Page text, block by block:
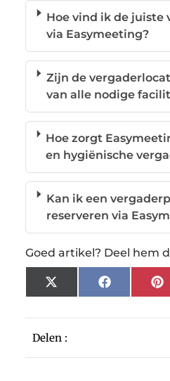
Delen :
Hoe vind ik de juiste
via Easymeeting?
Zijn de
van alle nodige
Hoe zorgt
en hygiënische
Kan ik een
reserveren via
Goed artikel? Deel hem
X
(Twitter)
Facebook